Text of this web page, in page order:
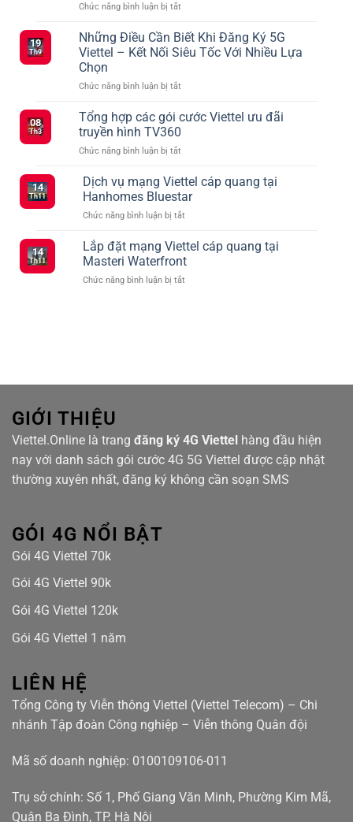
Chức năng bình luận bị tắt
báo
Viettel
điều
các
cước
hội
tháng
2
19
Th9
Những Điều Cần Biết Khi Đăng Ký 5G
Viettel – Kết Nối Siêu Tốc Với Nhiều Lựa
Chọn
Chức năng bình luận bị tắt
Điều
Khi
Ký
5G
–
Nối
Siêu
Với
08
Th3
Tổng hợp các gói cước Viettel ưu đãi
truyền hình TV360
Chức năng bình luận bị tắt
hợp
gói
cước
ưu
đãi
hình
14
Th11
Dịch vụ mạng Viettel cáp quang tại
Hanhomes Bluestar
Chức năng bình luận bị tắt
vụ
mạng
Viettel
cáp
14
Th11
Lắp đặt mạng Viettel cáp quang tại
Masteri Waterfront
Chức năng bình luận bị tắt
Masteri
GIỚI THIỆU
Viettel.Online là trang đăng ký 4G Viettel hàng đầu hiện
nay với danh sách gói cước 4G 5G Viettel được cập nhật
thường xuyên nhất, đăng ký không cần soạn SMS
GÓI 4G NỔI BẬT
Gói 4G Viettel 70k
Gói 4G Viettel 90k
Gói 4G Viettel 120k
Gói 4G Viettel 1 năm
LIÊN HỆ
Tổng Công ty Viễn thông Viettel (Viettel Telecom) – Chi
nhánh Tập đoàn Công nghiệp – Viễn thông Quân đội
Mã số doanh nghiệp: 0100109106-011
Trụ sở chính: Số 1, Phố Giang Văn Minh, Phường Kim Mã,
Quận Ba Đình, TP. Hà Nội